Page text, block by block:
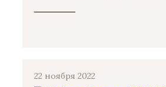
22 ноября 2022